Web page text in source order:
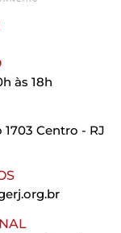
às 18h
1703 Centro - RJ